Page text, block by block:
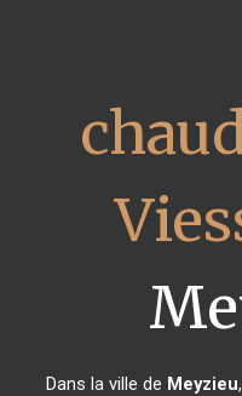
Dans la ville de Meyzieu